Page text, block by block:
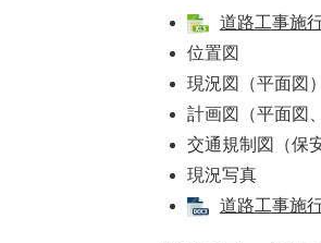
道路工事施
位置図
現況図（平面図）
計画図（平面図
交通規制図（保
現況写真
道路工事施